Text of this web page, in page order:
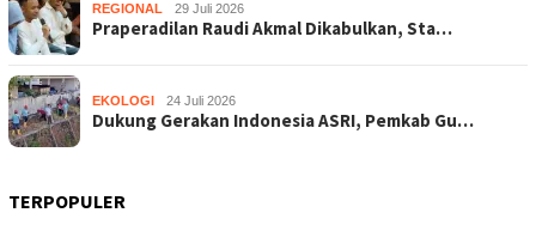
REGIONAL 29 Juli 2026
Praperadilan Raudi Akmal Dikabulkan, Sta…
EKOLOGI 24 Juli 2026
Dukung Gerakan Indonesia ASRI, Pemkab Gu…
TERPOPULER